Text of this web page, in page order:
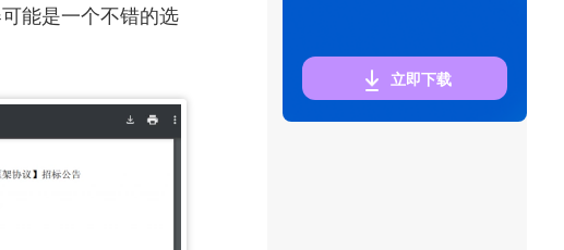
能是一个不错的选
立即下载